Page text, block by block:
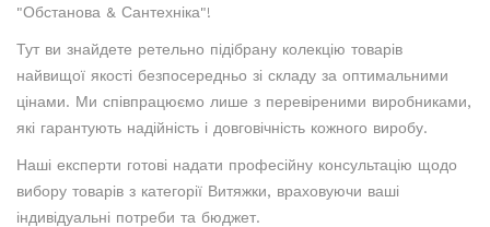
"Обстанова & Сантехніка"!
Тут ви знайдете ретельно підібрану колекцію товарів
найвищої якості безпосередньо зі складу за оптимальними
цінами. Ми співпрацюємо лише з перевіреними виробниками,
які гарантують надійність і довговічність кожного виробу.
Наші експерти готові надати професійну консультацію щодо
вибору товарів з категорії Витяжки, враховуючи ваші
індивідуальні потреби та бюджет.